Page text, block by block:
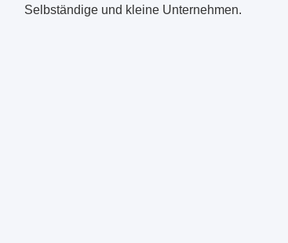
Selbständige und kleine Unternehmen.